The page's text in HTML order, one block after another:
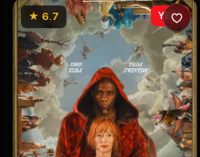
★ 6.7 YENİ